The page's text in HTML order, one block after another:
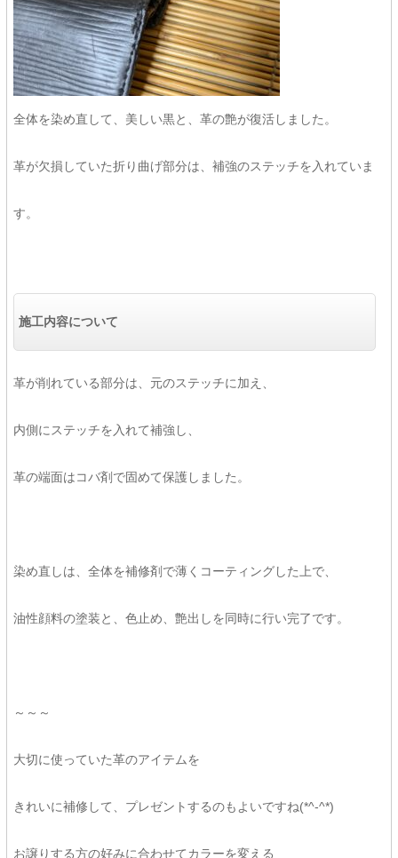
全体を染め直して、美しい黒と、革の艶が復活しました。
革が欠損していた折り曲げ部分は、補強のステッチを入れていま
す。
施工内容について
革が削れている部分は、元のステッチに加え、
内側にステッチを入れて補強し、
革の端面はコバ剤で固めて保護しました。
染め直しは、全体を補修剤で薄くコーティングした上で、
油性顔料の塗装と、色止め、艶出しを同時に行い完了です。
～～～
大切に使っていた革のアイテムを
きれいに補修して、プレゼントするのもよいですね(*^-^*)
お譲りする方の好みに合わせてカラーを変える